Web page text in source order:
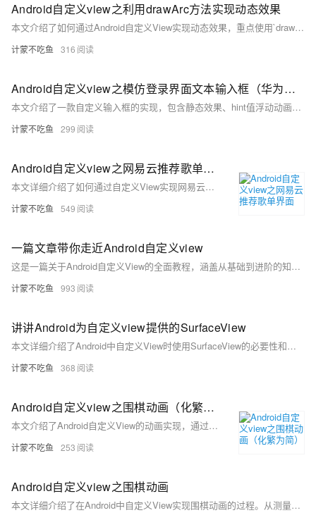
Android自定义view之利用drawArc方法实现动态效果
本文介绍了如何通过Android自定义View实现动态效果，重点使用`drawArc`方法完成圆弧动画。首先通过`onSizeChanged`进行测量，初始化画笔属性，设置圆弧相关参数。核心思路是不断改变圆弧扫过角度`sweepAngle`，并调用`invalidate()`刷新View以实现动态旋转效果。最后附上完整代码与效果图，帮助开发者快速理解并实践这一动画实现方式。
计蒙不吃鱼 316
Android自定义view之模仿登录界面文本输入框（华为云APP）
本文介绍了一款自定义输入框的实现，包含静态效果、hint值浮动动画及功能扩展。通过组合多个控件完成界面布局，使用TranslateAnimation与AlphaAnimation实现hint文字上下浮动效果，支持密码加密解密显示、去除键盘回车空格输入、光标定位等功能。代码基于Android平台，提供完整源码与attrs配置，方便复用与定制。希望对开发者有所帮助。
计蒙不吃鱼 299
Android自定义view之网易云推荐歌单界面
本文详细介绍了如何通过自定义View实现网易云音乐推荐歌单界面的效果。首先，作者自定义了一个圆角图片控件`MellowImageView`，用于绘制圆角矩形图片。接着，通过将布局放入`HorizontalScrollView`中，实现了左右滑动功能，并使用`ViewFlipper`添加图片切换动画效果。文章提供了完整的代码示例，包括XML布局、动画文件和Java代码，最终展示了实现效果。此教程适合想了解自定义View和动画效果的开发者。
计蒙不吃鱼 549
一篇文章带你走近Android自定义view
这是一篇关于Android自定义View的全面教程，涵盖从基础到进阶的知识点。文章首先讲解了自定义View的必要性及简单实现（如通过三个构造函数解决焦点问题），接着深入探讨Canvas绘图、自定义属性设置、动画实现等内容。还提供了具体案例，如跑马灯、折线图、太极图等。此外，文章详细解析了View绘制流程（measure、layout、draw）和事件分发机制。最后延伸至SurfaceView、GLSurfaceView、SVG动画等高级主题，并附带GitHub案例供实践。适合希望深入理解Android自定义View的开发者学习参考。
计蒙不吃鱼 993
讲讲Android为自定义view提供的SurfaceView
本文详细介绍了Android中自定义View时使用SurfaceView的必要性和实现方式。首先分析了在复杂绘制逻辑和高频界面更新场景下，传统View可能引发卡顿的问题，进而引出SurfaceView作为解决方案。文章通过Android官方Demo展示了SurfaceView的基本用法，包括实现`SurfaceHolder.Callback2`接口、与Activity生命周期绑定、子线程中使用`lockCanvas()`和`unlockCanvasAndPost()`方法完成绘图操作。
计蒙不吃鱼 368
Android自定义view之围棋动画（化繁为简）
本文介绍了Android自定义View的动画实现，通过两个案例拓展动态效果。第一个案例基于`drawArc`方法实现单次动画，借助布尔值控制动画流程。第二个案例以围棋动画为例，从简单的小球直线运动到双向变速运动，最终实现循环动画效果。代码结构清晰，逻辑简明，展示了如何化繁为简实现复杂动画，帮助读者拓展动态效果设计思路。文末提供完整源码，适合初学者和进阶开发者学习参考。
计蒙不吃鱼 253
Android自定义view之围棋动画
本文详细介绍了在Android中自定义View实现围棋动画的过程。从测量宽高、绘制棋盘背景，到创建固定棋子及动态棋子，最后通过属性动画实现棋子的移动效果。文章还讲解了如何通过自定义属性调整棋子和棋盘的颜色及动画时长，并优化视觉效果，如添加渐变色让白子更明显。最终效果既可作为围棋动画展示，也可用作加载等待动画。代码完整，适合进阶开发者学习参考。